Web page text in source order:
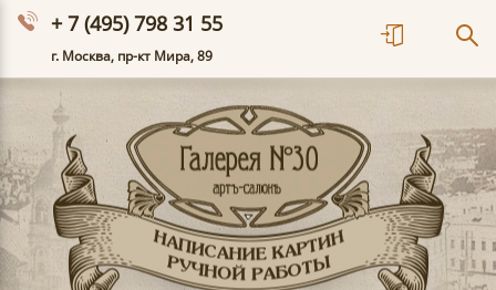
+ 7 (495) 798 31 55
г. Москва, пр-кт Мира, 89